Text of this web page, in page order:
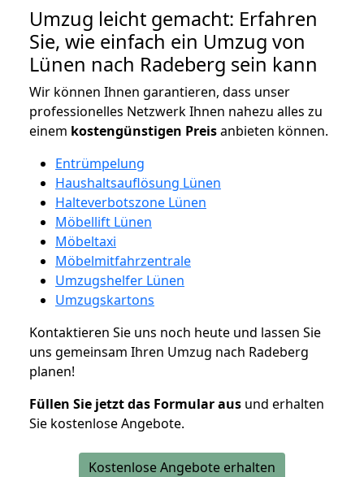
Umzug leicht gemacht: Erfahren
Sie, wie einfach ein Umzug von
Lünen nach Radeberg sein kann
Wir können Ihnen garantieren, dass unser
professionelles Netzwerk Ihnen nahezu alles zu
einem kostengünstigen Preisanbieten können.
Entrümpelung
Haushaltsauflösung Lünen
Halteverbotszone Lünen
Möbellift Lünen
Möbeltaxi
Möbelmitfahrzentrale
Umzugshelfer Lünen
Umzugskartons
Kontaktieren Sie uns noch heute und lassen Sie
uns gemeinsam Ihren Umzug nach Radeberg
planen!
Füllen Sie jetzt das Formular aus und erhalten
Sie kostenlose Angebote.
Kostenlose Angebote erhalten